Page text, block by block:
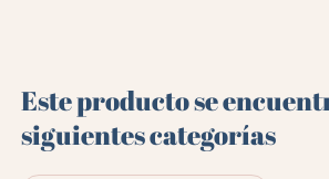
Este producto se
siguientes categorías